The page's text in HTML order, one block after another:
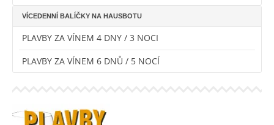
VÍCEDENNÍ BALÍČKY NA HAUSBOTU
PLAVBY ZA VÍNEM 4 DNY / 3 NOCI
PLAVBY ZA VÍNEM 6 DNŮ / 5 NOCÍ